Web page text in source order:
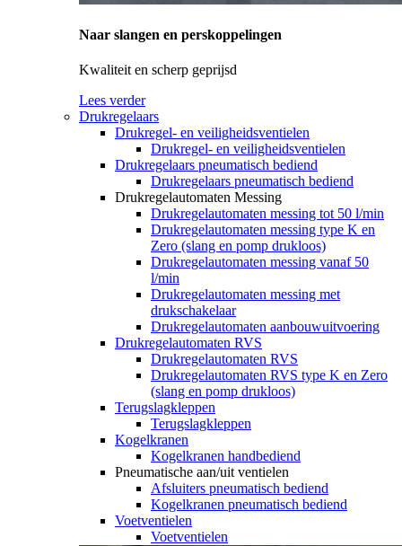
Naar slangen en perskoppelingen
Kwaliteit en scherp geprijsd
Lees verder
Drukregelaars
Drukregel- en veiligheidsventielen
Drukregel- en veiligheidsventielen
Drukregelaars pneumatisch bediend
Drukregelaars pneumatisch bediend
Drukregelautomaten Messing
Drukregelautomaten messing tot 50 l/min
Drukregelautomaten messing type K en
Zero (slang en pomp drukloos)
Drukregelautomaten messing vanaf 50
l/min
Drukregelautomaten messing met
drukschakelaar
Drukregelautomaten aanbouwuitvoering
Drukregelautomaten RVS
Drukregelautomaten RVS
Drukregelautomaten RVS type K en Zero
(slang en pomp drukloos)
Terugslagkleppen
Terugslagkleppen
Kogelkranen
Kogelkranen handbediend
Pneumatische aan/uit ventielen
Afsluiters pneumatisch bediend
Kogelkranen pneumatisch bediend
Voetventielen
Voetventielen